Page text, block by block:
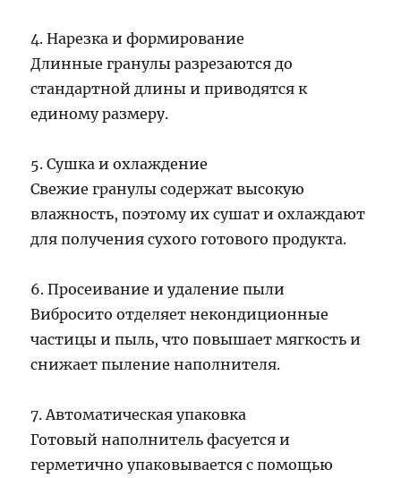
4. Нарезка и формирование
Длинные гранулы разрезаются до
стандартной длины и приводятся к
единому размеру.
5. Сушка и охлаждение
Свежие гранулы содержат высокую
влажность, поэтому их сушат и охлаждают
для получения сухого готового продукта.
6. Просеивание и удаление пыли
Вибросито отделяет некондиционные
частицы и пыль, что повышает мягкость и
снижает пыление наполнителя.
7. Автоматическая упаковка
Готовый наполнитель фасуется и
герметично упаковывается с помощью